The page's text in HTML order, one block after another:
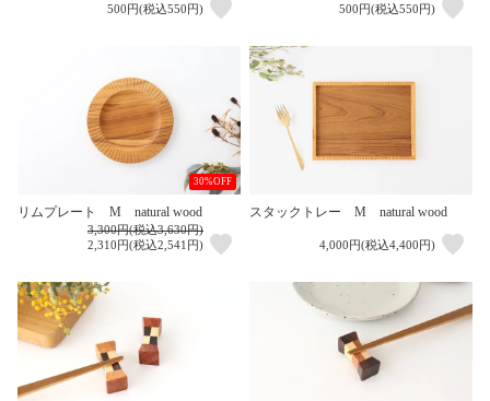
500円(税込550円) 500円(税込550円)
30%OFF
リムプレート M natural wood
3,300円(税込3,630円)
2,310円(税込2,541円)
スタックトレー M natural wood
4,000円(税込4,400円)